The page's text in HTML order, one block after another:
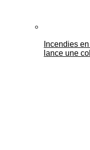
Incendies
lance une